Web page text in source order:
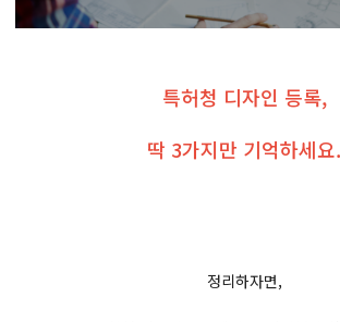
특허청 디자인 등록,
딱 3가지만 기억하세요.
정리하자면,